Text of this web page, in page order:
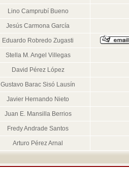
Lino Camprubí Bueno
Jesús Carmona García
Eduardo Robredo Zugasti
Stella M. Angel Villegas
David Pérez López
Gustavo Barac Sisó Lausín
Javier Hernando Nieto
Juan E. Mansilla Berrios
Fredy Andrade Santos
Arturo Pérez Arnal